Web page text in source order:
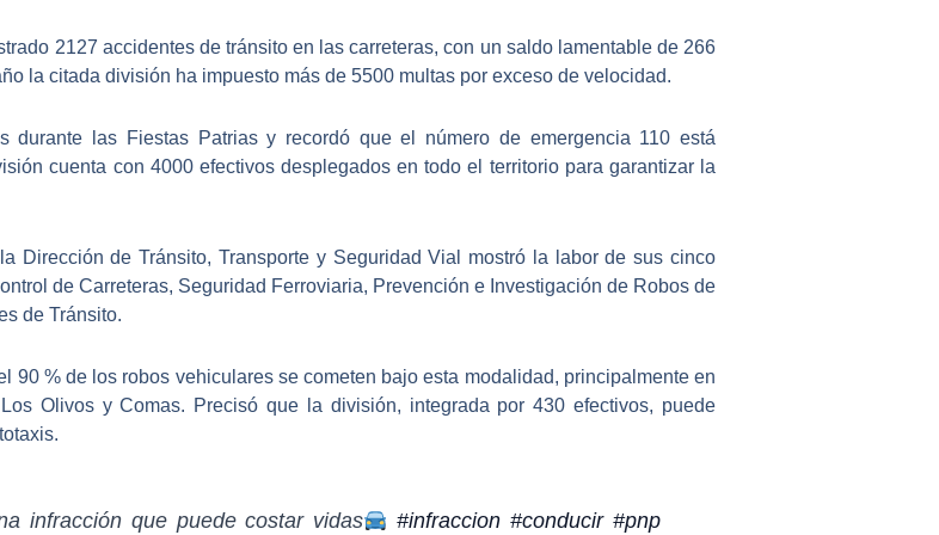
2127 accidentes de tránsito en las carreteras, con un saldo lamentable de 266
la citada división ha impuesto más de 5500 multas por exceso de velocidad.
durante las Fiestas Patrias y recordó que el número de emergencia 110 está
cuenta con 4000 efectivos desplegados en todo el territorio para garantizar la
la Dirección de Tránsito, Transporte y Seguridad Vial mostró la labor de sus cinco
de Carreteras, Seguridad Ferroviaria, Prevención e Investigación de Robos de
de Tránsito.
90 % de los robos vehiculares se cometen bajo esta modalidad, principalmente en
Olivos y Comas. Precisó que la división, integrada por 430 efectivos, puede
infracción que puede costar vidas #infraccion #conducir #pnp